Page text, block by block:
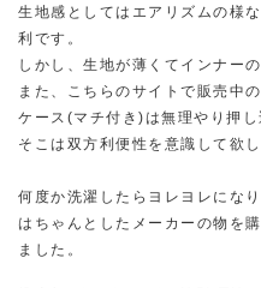
生地感としてはエアリズムの様
利です。
しかし、生地が薄くてインナー
また、こちらのサイトで販売中
ケース(マチ付き)は無理やり押し
そこは双方利便性を意識して欲し
何度か洗濯したらヨレヨレにな
はちゃんとしたメーカーの物を
ました。